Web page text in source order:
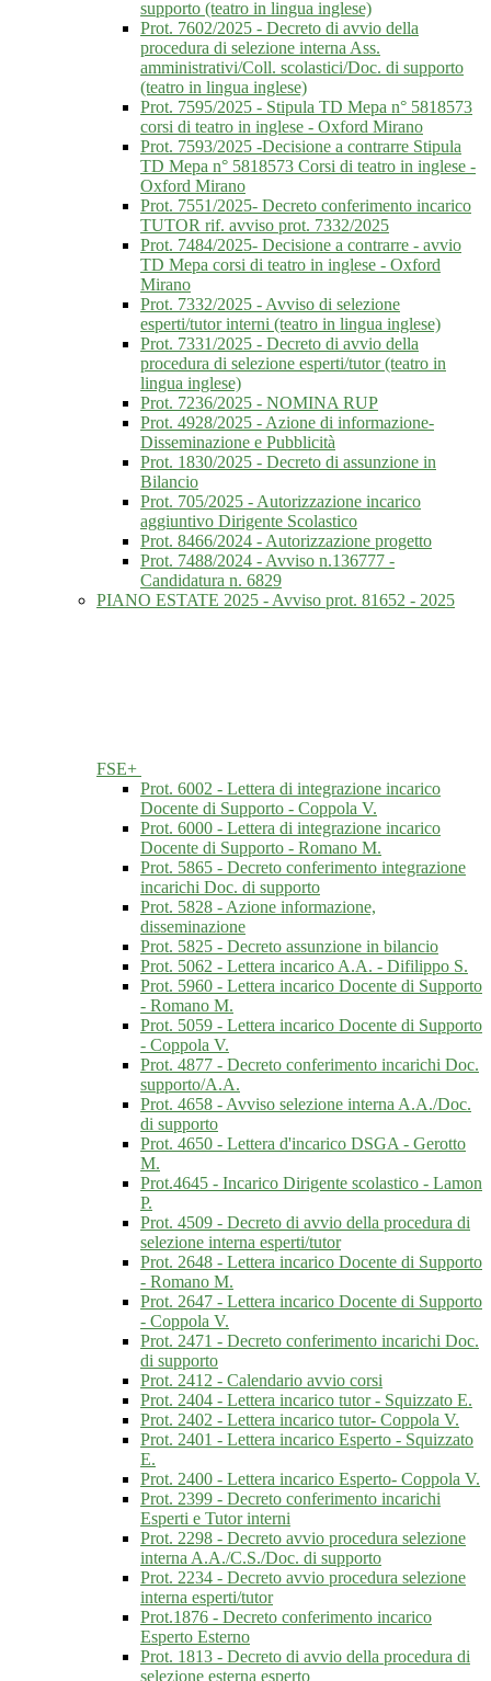
supporto (teatro in lingua inglese)
Prot. 7602/2025 - Decreto di avvio della
procedura di selezione interna Ass.
amministrativi/Coll. scolastici/Doc. di supporto
(teatro in lingua inglese)
Prot. 7595/2025 - Stipula TD Mepa n° 5818573
corsi di teatro in inglese - Oxford Mirano
Prot. 7593/2025 -Decisione a contrarre Stipula
TD Mepa n° 5818573 Corsi di teatro in inglese -
Oxford Mirano
Prot. 7551/2025- Decreto conferimento incarico
TUTOR rif. avviso prot. 7332/2025
Prot. 7484/2025- Decisione a contrarre - avvio
TD Mepa corsi di teatro in inglese - Oxford
Mirano
Prot. 7332/2025 - Avviso di selezione
esperti/tutor interni (teatro in lingua inglese)
Prot. 7331/2025 - Decreto di avvio della
procedura di selezione esperti/tutor (teatro in
lingua inglese)
Prot. 7236/2025 - NOMINA RUP
Prot. 4928/2025 - Azione di informazione-
Disseminazione e Pubblicità
Prot. 1830/2025 - Decreto di assunzione in
Bilancio
Prot. 705/2025 - Autorizzazione incarico
aggiuntivo Dirigente Scolastico
Prot. 8466/2024 - Autorizzazione progetto
Prot. 7488/2024 - Avviso n.136777 -
Candidatura n. 6829
PIANO ESTATE 2025 - Avviso prot. 81652 - 2025
FSE+
Prot. 6002 - Lettera di integrazione incarico
Docente di Supporto - Coppola V.
Prot. 6000 - Lettera di integrazione incarico
Docente di Supporto - Romano M.
Prot. 5865 - Decreto conferimento integrazione
incarichi Doc. di supporto
Prot. 5828 - Azione informazione,
disseminazione
Prot. 5825 - Decreto assunzione in bilancio
Prot. 5062 - Lettera incarico A.A. - Difilippo S.
Prot. 5960 - Lettera incarico Docente di Supporto
- Romano M.
Prot. 5059 - Lettera incarico Docente di Supporto
- Coppola V.
Prot. 4877 - Decreto conferimento incarichi Doc.
supporto/A.A.
Prot. 4658 - Avviso selezione interna A.A./Doc.
di supporto
Prot. 4650 - Lettera d'incarico DSGA - Gerotto
M.
Prot.4645 - Incarico Dirigente scolastico - Lamon
P.
Prot. 4509 - Decreto di avvio della procedura di
selezione interna esperti/tutor
Prot. 2648 - Lettera incarico Docente di Supporto
- Romano M.
Prot. 2647 - Lettera incarico Docente di Supporto
- Coppola V.
Prot. 2471 - Decreto conferimento incarichi Doc.
di supporto
Prot. 2412 - Calendario avvio corsi
Prot. 2404 - Lettera incarico tutor - Squizzato E.
Prot. 2402 - Lettera incarico tutor- Coppola V.
Prot. 2401 - Lettera incarico Esperto - Squizzato
E.
Prot. 2400 - Lettera incarico Esperto- Coppola V.
Prot. 2399 - Decreto conferimento incarichi
Esperti e Tutor interni
Prot. 2298 - Decreto avvio procedura selezione
interna A.A./C.S./Doc. di supporto
Prot. 2234 - Decreto avvio procedura selezione
interna esperti/tutor
Prot.1876 - Decreto conferimento incarico
Esperto Esterno
Prot. 1813 - Decreto di avvio della procedura di
selezione esterna esperto